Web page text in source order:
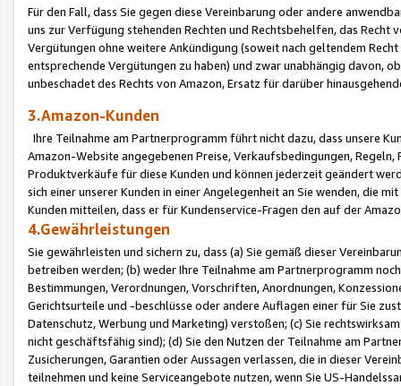
Für den Fall, dass Sie gegen diese Vereinbarung oder andere
uns zur Verfügung stehenden Rechten und Rechtsbehelfen, das
Vergütungen ohne weitere Ankündigung (soweit nach geltendem
entsprechende Vergütungen zu haben) und zwar unabhängig davon,
unbeschadet des Rechts von Amazon, Ersatz für darüber
3.Amazon-Kunden
Ihre Teilnahme am Partnerprogramm führt nicht dazu, dass unsere
Amazon-Website angegebenen Preise, Verkaufsbedingungen,
Produktverkäufe für diese Kunden und können jederzeit geändert
sich einer unserer Kunden in einer Angelegenheit an Sie wenden, die
Kunden mitteilen, dass er für Kundenservice-Fragen den auf der
4.Gewährleistungen
Sie gewährleisten und sichern zu, dass (a) Sie gemäß dieser
betreiben werden; (b) weder Ihre Teilnahme am Partnerprogramm
Bestimmungen, Verordnungen, Vorschriften, Anordnungen,
Gerichtsurteile und -beschlüsse oder andere Auflagen einer für Sie
Datenschutz, Werbung und Marketing) verstoßen; (c) Sie
nicht geschäftsfähig sind); (d) Sie den Nutzen der Teilnahme am
Zusicherungen, Garantien oder Aussagen verlassen, die in dieser
teilnehmen und keine Serviceangebote nutzen, wenn Sie US-